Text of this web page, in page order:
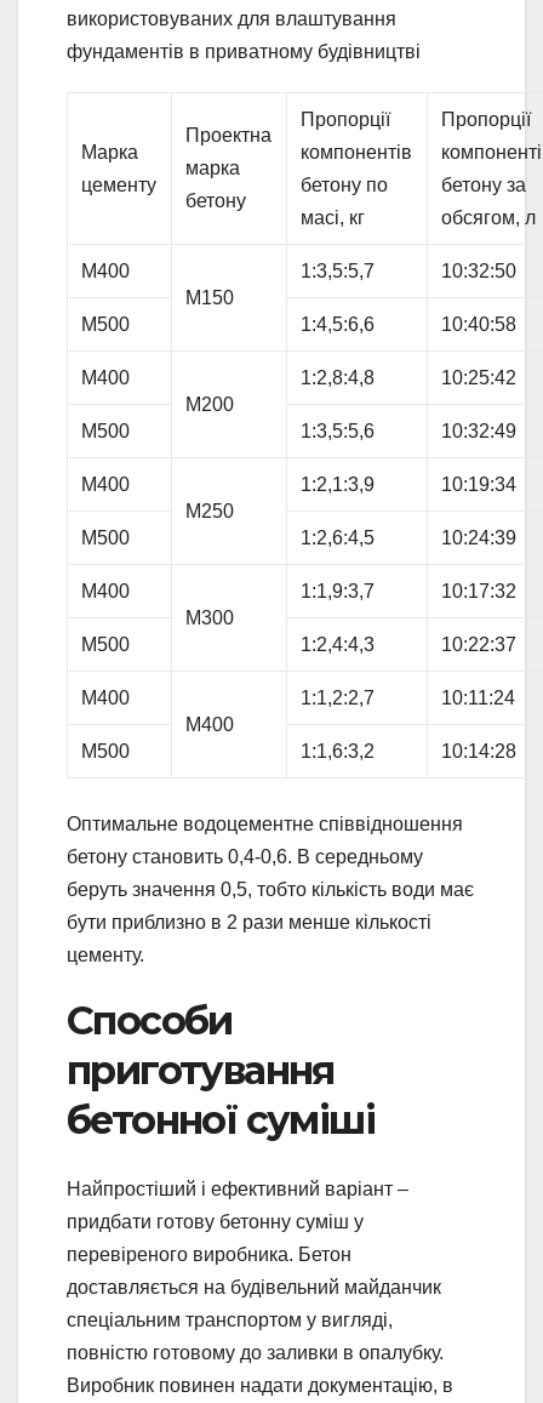
використовуваних для влаштування
фундаментів в приватному будівництві
Марка
цементу
Проектна
марка
бетону
Пропорції
компонентів
бетону по
масі, кг
Пропорції
бетону за
обсягом, л
М400
М150
1:3,5:5,7 10:32:50
М500 1:4,5:6,6 10:40:58
М400
М200
1:2,8:4,8 10:25:42
М500 1:3,5:5,6 10:32:49
М400
М250
1:2,1:3,9 10:19:34
М500 1:2,6:4,5 10:24:39
М400
М300
1:1,9:3,7 10:17:32
М500 1:2,4:4,3 10:22:37
М400
М400
1:1,2:2,7 10:11:24
М500 1:1,6:3,2 10:14:28
Оптимальне водоцементне співвідношення
бетону становить 0,4-0,6. В середньому
беруть значення 0,5, тобто кількість води має
бути приблизно в 2 рази менше кількості
цементу.
Способи
приготування
бетонної суміші
Найпростіший і ефективний варіант –
придбати готову бетонну суміш у
перевіреного виробника. Бетон
доставляється на будівельний майданчик
спеціальним транспортом у вигляді,
повністю готовому до заливки в опалубку.
Виробник повинен надати документацію, в